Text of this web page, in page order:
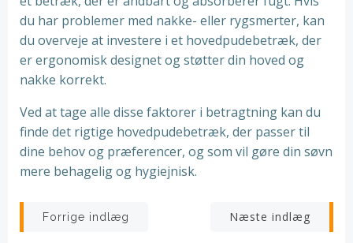
du har problemer med nakke- eller rygsmerter, kan
du overveje at investere i et hovedpudebetræk, der
er ergonomisk designet og støtter din hoved og
nakke korrekt.
Ved at tage alle disse faktorer i betragtning kan du
finde det rigtige hovedpudebetræk, der passer til
dine behov og præferencer, og som vil gøre din søvn
mere behagelig og hygiejnisk.
Indlægsnavigation
Forrige indlæg Næste indlæg